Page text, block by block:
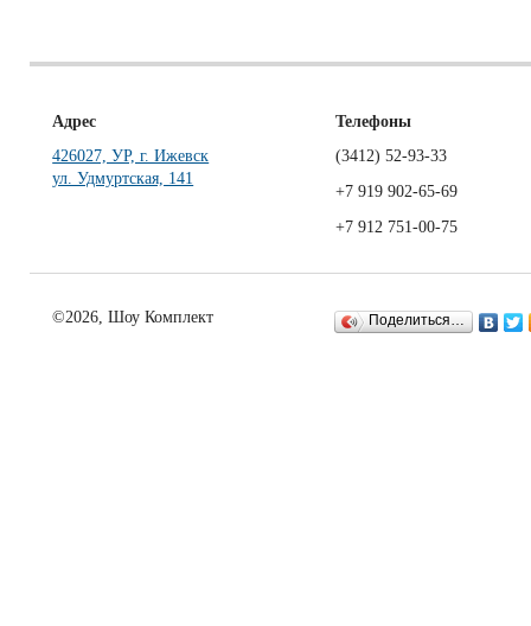
Адрес
426027, УР, г. Ижевск
ул. Удмуртская, 141
Телефоны
(3412) 52-93-33
+7 919 902-65-69
+7 912 751-00-75
©2026, Шоу Комплект Поделиться…